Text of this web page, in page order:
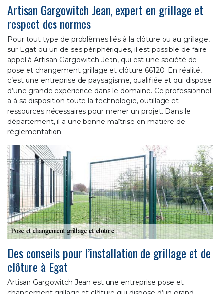
Artisan Gargowitch Jean, expert en grillage et
respect des normes
Pour tout type de problèmes liés à la clôture ou au grillage,
sur Egat ou un de ses périphériques, il est possible de faire
appel à Artisan Gargowitch Jean, qui est une société de
pose et changement grillage et clôture 66120. En réalité,
c’est une entreprise de paysagisme, qualifiée et qui dispose
d’une grande expérience dans le domaine. Ce professionnel
a à sa disposition toute la technologie, outillage et
ressources nécessaires pour mener un projet. Dans le
département, il a une bonne maîtrise en matière de
réglementation.
Des conseils pour l’installation de grillage et de
clôture à Egat
Artisan Gargowitch Jean est une entreprise pose et